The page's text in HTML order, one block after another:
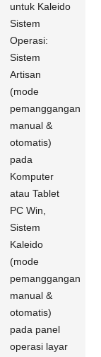
untuk Kaleido
Sistem
Operasi:
Sistem
Artisan
(mode
pemanggangan
manual &
otomatis)
pada
Komputer
atau Tablet
PC Win,
Sistem
Kaleido
(mode
pemanggangan
manual &
otomatis)
pada panel
operasi layar